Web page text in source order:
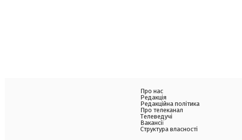
Про нас
Редакція
Редакційна політика
Про телеканал
Телеведучі
Вакансії
Структура власності